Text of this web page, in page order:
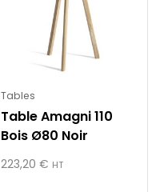
Tables
Table Amagni 110
Bois Ø80 Noir
223,20 € HT